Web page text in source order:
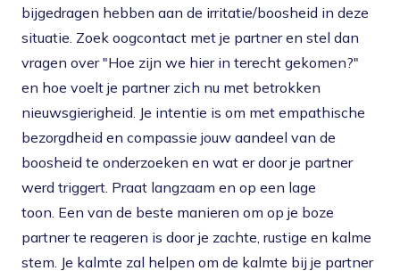
bijgedragen hebben aan de irritatie/boosheid in deze
situatie. Zoek oogcontact met je partner en stel dan
vragen over "Hoe zijn we hier in terecht gekomen?"
en hoe voelt je partner zich nu met betrokken
nieuwsgierigheid. Je intentie is om met empathische
bezorgdheid en compassie jouw aandeel van de
boosheid te onderzoeken en wat er door je partner
werd triggert. Praat langzaam en op een lage
toon. Een van de beste manieren om op je boze
partner te reageren is door je zachte, rustige en kalme
stem. Je kalmte zal helpen om de kalmte bij je partner